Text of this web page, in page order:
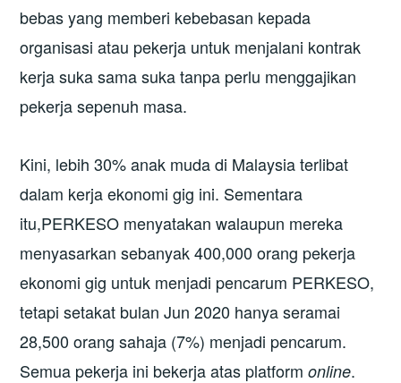
bebas yang memberi kebebasan kepada
organisasi atau pekerja untuk menjalani kontrak
kerja suka sama suka tanpa perlu menggajikan
pekerja sepenuh masa.
Kini, lebih 30% anak muda di Malaysia terlibat
dalam kerja ekonomi gig ini. Sementara
itu,PERKESO menyatakan walaupun mereka
menyasarkan sebanyak 400,000 orang pekerja
ekonomi gig untuk menjadi pencarum PERKESO,
tetapi setakat bulan Jun 2020 hanya seramai
28,500 orang sahaja (7%) menjadi pencarum.
Semua pekerja ini bekerja atas platformonline.